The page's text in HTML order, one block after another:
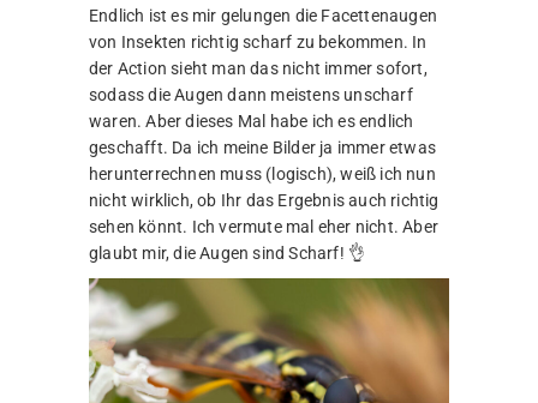
Endlich ist es mir gelungen die Facettenaugen
von Insekten richtig scharf zu bekommen. In
der Action sieht man das nicht immer sofort,
sodass die Augen dann meistens unscharf
waren. Aber dieses Mal habe ich es endlich
geschafft. Da ich meine Bilder ja immer etwas
herunterrechnen muss (logisch), weiß ich nun
nicht wirklich, ob Ihr das Ergebnis auch richtig
sehen könnt. Ich vermute mal eher nicht. Aber
glaubt mir, die Augen sind Scharf! 👌